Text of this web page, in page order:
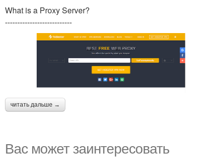
What is a Proxy Server?
---------------------------
читать дальше →
Вас может заинтересовать